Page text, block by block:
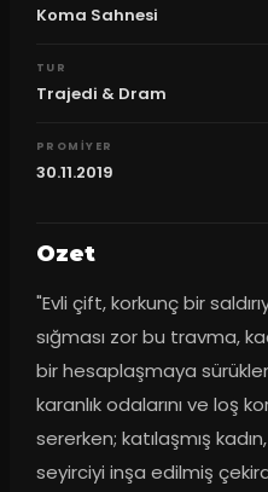
Koma Sahnesi
TUR
Trajedi & Dram
PROMIYER
30.11.2019
Ozet
"Evli çift, korkunç bir
sığması zor bu travma,
bir hesaplaşmaya
karanlık odalarını ve loş
sererken; katılaşmış
seyirciyi inşa edilmiş